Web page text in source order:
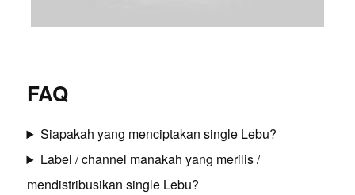
FAQ
Siapakah yang menciptakan single Lebu?
Label / channel manakah yang merilis /
mendistribusikan single Lebu?